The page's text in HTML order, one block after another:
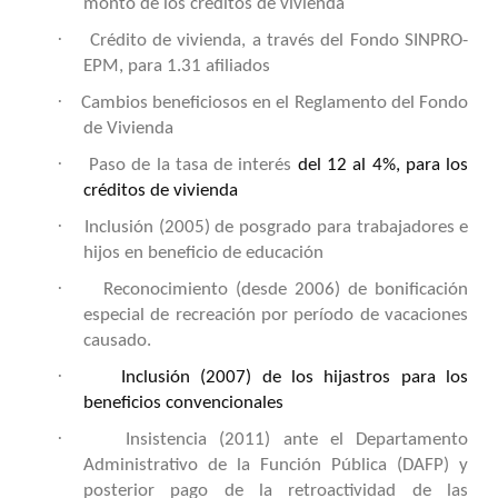
monto de los créditos de vivienda
·
Crédito de vivienda, a través del Fondo SINPRO-
EPM, para 1.31 afiliados
·
Cambios beneficiosos en el Reglamento del Fondo
de Vivienda
· Paso de la tasa de interés del 12 al 4%, para los
créditos de vivienda
·
Inclusión (2005) de posgrado para trabajadores e
hijos en beneficio de educación
·
Reconocimiento (desde 2006) de bonificación
especial de recreación por período de vacaciones
causado.
·
Inclusión (2007) de los hijastros para los
beneficios convencionales
·
Insistencia (2011) ante el Departamento
Administrativo de la Función Pública (DAFP) y
posterior pago de la retroactividad de las